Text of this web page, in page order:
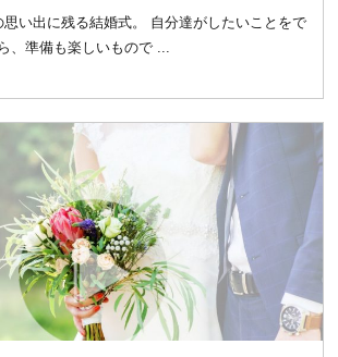
い出に残る結婚式。 自分達がしたいことをで
、準備も楽しいもので ...